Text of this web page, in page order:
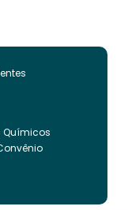
Químicos
Químicos